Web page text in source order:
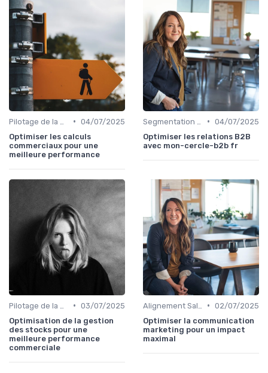
• 04/07/2025
Optimiser les calculs
commerciaux pour une
meilleure performance
• 04/07/2025
Optimiser les relations B2B
avec mon-cercle-b2b fr
• 03/07/2025
Optimisation de la gestion
des stocks pour une
meilleure performance
commerciale
• 02/07/2025
Optimiser la communication
marketing pour un impact
maximal